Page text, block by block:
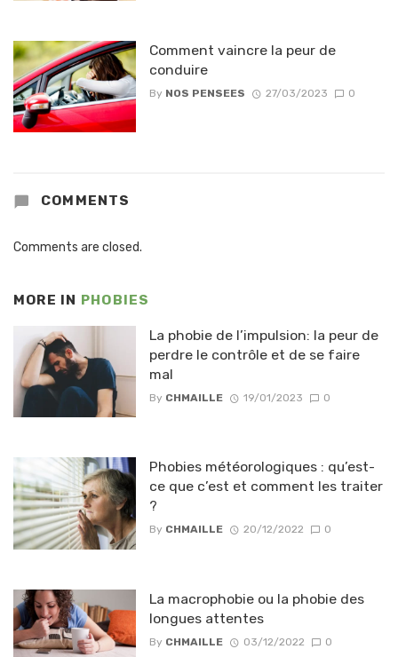
Comment vaincre la peur de
conduire
By NOS PENSEES 27/03/2023 0
COMMENTS
Comments are closed.
MORE IN PHOBIES
La phobie de l’impulsion: la peur de
perdre le contrôle et de se faire
mal
By CHMAILLE 19/01/2023 0
Phobies météorologiques : qu’est-
ce que c’est et comment les traiter
?
By CHMAILLE 20/12/2022 0
La macrophobie ou la phobie des
longues attentes
By CHMAILLE 03/12/2022 0